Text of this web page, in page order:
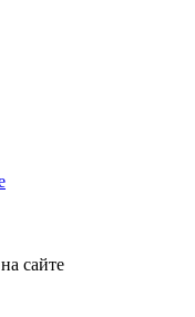
сайте